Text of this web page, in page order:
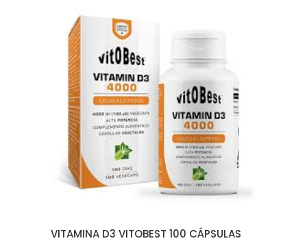
AÑADIR AL CARRITO
VITAMINA D3 VITOBEST 100 CÁPSULAS